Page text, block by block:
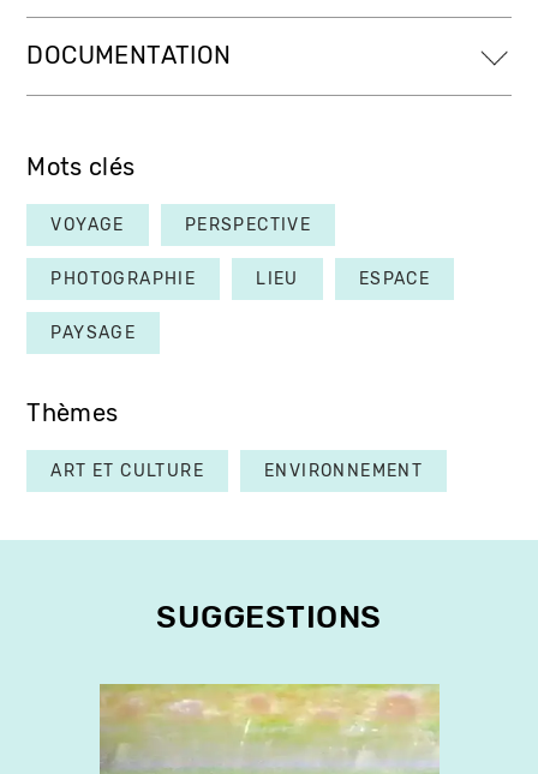
DOCUMENTATION
Mots clés
VOYAGE PERSPECTIVE
PHOTOGRAPHIE LIEU ESPACE
PAYSAGE
Thèmes
ART ET CULTURE ENVIRONNEMENT
SUGGESTIONS